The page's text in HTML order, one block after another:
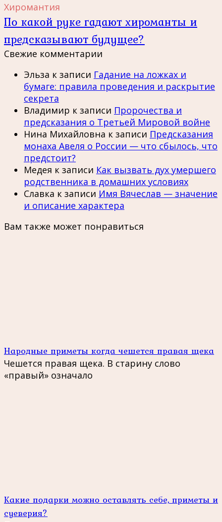
Хиромантия
По какой руке гадают хироманты и
предсказывают будущее?
Свежие комментарии
Эльза к записи Гадание на ложках и
бумаге: правила проведения и раскрытие
секрета
Владимир к записи Пророчества и
предсказания о Третьей Мировой войне
Нина Михайловна к записи Предсказания
монаха Авеля о России — что сбылось, что
предстоит?
Медея к записи Как вызвать дух умершего
родственника в домашних условиях
Славка к записи Имя Вячеслав — значение
и описание характера
Вам также может понравиться
Народные приметы когда чешется правая щека
Чешется правая щека. В старину слово
«правый» означало
Какие подарки можно оставлять себе, приметы и
суеверия?